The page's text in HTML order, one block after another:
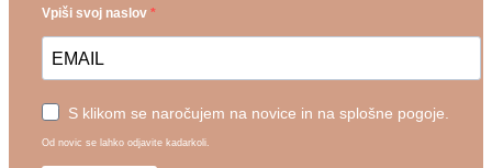
Vpiši svoj naslov
S klikom se naročujem na novice in na splošne pogoje.
Od novic se lahko odjavite kadarkoli.